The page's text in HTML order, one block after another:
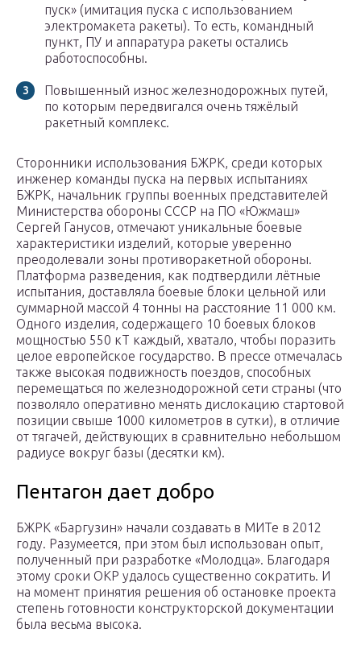
пуск» (имитация пуска с использованием
электромакета ракеты). То есть, командный
пункт, ПУ и аппаратура ракеты остались
работоспособны.
Повышенный износ железнодорожных путей,
по которым передвигался очень тяжёлый
ракетный комплекс.
Сторонники использования БЖРК, среди которых
инженер команды пуска на первых испытаниях
БЖРК, начальник группы военных представителей
Министерства обороны СССР на ПО «Южмаш»
Сергей Ганусов, отмечают уникальные боевые
характеристики изделий, которые уверенно
преодолевали зоны противоракетной обороны.
Платформа разведения, как подтвердили лётные
испытания, доставляла боевые блоки цельной или
суммарной массой 4 тонны на расстояние 11 000 км.
Одного изделия, содержащего 10 боевых блоков
мощностью 550 кТ каждый, хватало, чтобы поразить
целое европейское государство. В прессе отмечалась
также высокая подвижность поездов, способных
перемещаться по железнодорожной сети страны (что
позволяло оперативно менять дислокацию стартовой
позиции свыше 1000 километров в сутки), в отличие
от тягачей, действующих в сравнительно небольшом
радиусе вокруг базы (десятки км).
Пентагон дает добро
БЖРК «Баргузин» начали создавать в МИТе в 2012
году. Разумеется, при этом был использован опыт,
полученный при разработке «Молодца». Благодаря
этому сроки ОКР удалось существенно сократить. И
на момент принятия решения об остановке проекта
степень готовности конструкторской документации
была весьма высока.